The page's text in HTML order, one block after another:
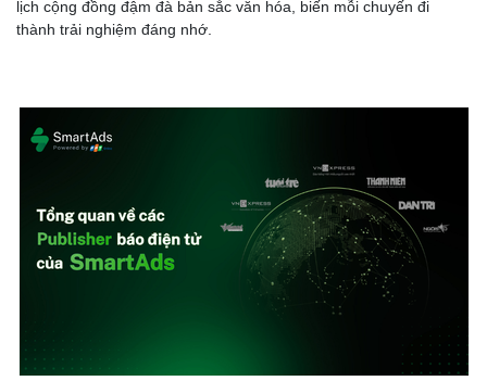
Thông tin doanh nghiệp
Doanh nghiệp 24h
Trải nghiệm
Chuyển đổi số
lịch cộng đồng đậm đà bản sắc văn hóa, biến mỗi chuyến đi
thành trải nghiệm đáng nhớ.